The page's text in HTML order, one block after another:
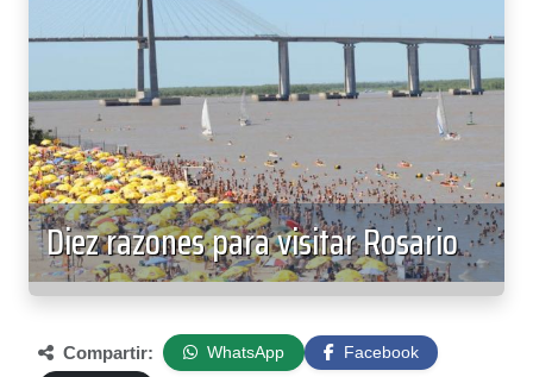
Diez razones para visitar Rosario
Compartir: WhatsApp
Facebook